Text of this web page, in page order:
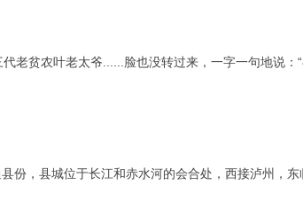
贫农叶老太爷......脸也没转过来，一字一句地说：“
，县城位于长江和赤水河的会合处，西接泸州，